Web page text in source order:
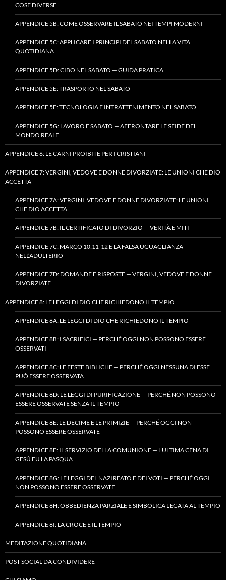
COSE DIVERSE
APPENDICE 5B: COME OSSERVARE IL SABATO NEI TEMPI MODERNI
APPENDICE 5C: APPLICARE I PRINCIPI DEL SABATO NELLA VITA
QUOTIDIANA
APPENDICE 5D: CIBO NEL SABATO — GUIDA PRATICA
APPENDICE 5E: TRASPORTO NEL SABATO
APPENDICE 5F: TECNOLOGIA E INTRATTENIMENTO NEL SABATO
APPENDICE 5G: LAVORO E SABATO — AFFRONTARE LE SFIDE DEL
MONDO REALE
APPENDICE 6: LE CARNI PROIBITE PER I CRISTIANI
APPENDICE 7: VERGINI, VEDOVE E DONNE DIVORZIATE: LE UNIONI CHE DIO
ACCETTA
APPENDICE 7A: VERGINI, VEDOVE E DONNE DIVORZIATE: LE UNIONI
CHE DIO ACCETTA
APPENDICE 7B: IL CERTIFICATO DI DIVORZIO — VERITÀ E MITI
APPENDICE 7C: MARCO 10:11-12 E LA FALSA UGUAGLIANZA
NELL’ADULTERIO
APPENDICE 7D: DOMANDE E RISPOSTE — VERGINI, VEDOVE E DONNE
DIVORZIATE
APPENDICE 8: LE LEGGI DI DIO CHE RICHIEDONO IL TEMPIO
APPENDICE 8A: LE LEGGI DI DIO CHE RICHIEDONO IL TEMPIO
APPENDICE 8B: I SACRIFICI — PERCHÉ OGGI NON POSSONO ESSERE
OSSERVATI
APPENDICE 8C: LE FESTE BIBLICHE — PERCHÉ OGGI NESSUNA DI ESSE
PUÒ ESSERE OSSERVATA
APPENDICE 8D: LE LEGGI DI PURIFICAZIONE — PERCHÉ NON POSSONO
ESSERE OSSERVATE SENZA IL TEMPIO
APPENDICE 8E: LE DECIME E LE PRIMIZIE — PERCHÉ OGGI NON
POSSONO ESSERE OSSERVATE
APPENDICE 8F: IL SERVIZIO DELLA COMUNIONE — L’ULTIMA CENA DI
GESÙ FU LA PASQUA
APPENDICE 8G: LE LEGGI DEL NAZIREATO E DEI VOTI — PERCHÉ OGGI
NON POSSONO ESSERE OSSERVATE
APPENDICE 8H: OBBEDIENZA PARZIALE E SIMBOLICA LEGATA AL TEMPIO
APPENDICE 8I: LA CROCE E IL TEMPIO
MEDITAZIONE QUOTIDIANA
POST SOCIAL DA CONDIVIDERE